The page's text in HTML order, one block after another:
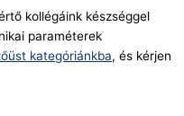
kollégáink készséggel
paraméterek
kategóriánkba, és kérjen